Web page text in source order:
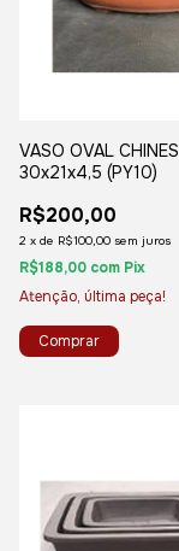
VASO OVAL CHINES
30x21x4,5 (PY10)
R$200,00
2 x de R$100,00 sem juros
R$188,00 com Pix
Atenção, última peça!